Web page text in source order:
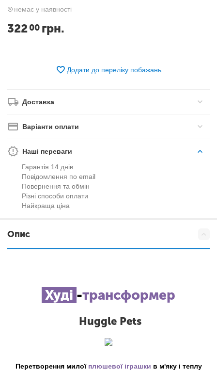
немає у наявності
32200 грн.
Додати до переліку побажань
Доставка
Варіанти оплати
Наші переваги
Гарантія 14 днів
Повідомлення по email
Повернення та обмін
Різні способи оплати
Найкраща ціна
Опис
Худі -трансформер
Huggle Pets
Перетворення милої плюшевої іграшки в м'яку і теплу